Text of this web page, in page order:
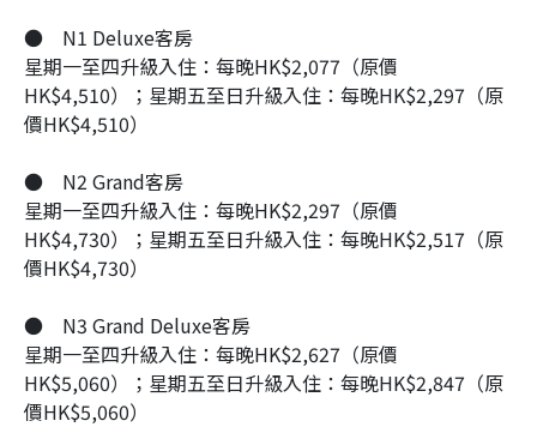
●
N1 Deluxe客房
星期一至四升級入住：每晚HK$2,077（原價
HK$4,510）；星期五至日升級入住：每晚HK$2,297（原
價HK$4,510）
●
N2 Grand客房
星期一至四升級入住：每晚HK$2,297（原價
HK$4,730）；星期五至日升級入住：每晚HK$2,517（原
價HK$4,730）
●
N3 Grand Deluxe客房
星期一至四升級入住：每晚HK$2,627（原價
HK$5,060）；星期五至日升級入住：每晚HK$2,847（原
價HK$5,060）